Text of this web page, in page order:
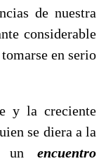
de nuestra
considerable
en serio
y la creciente
se diera a la
un encuentro